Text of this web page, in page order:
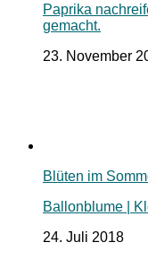
Paprika
gemacht.
23. November
Blüten im
Ballonblume |
24. Juli 2018